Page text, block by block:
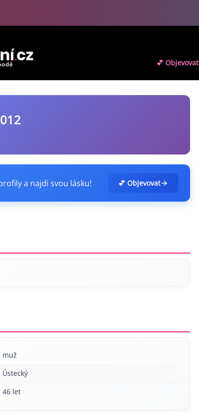
💕 Objevovat
a najdi svou lásku! 💕 Objevovat
muž
Ústecký
46 let